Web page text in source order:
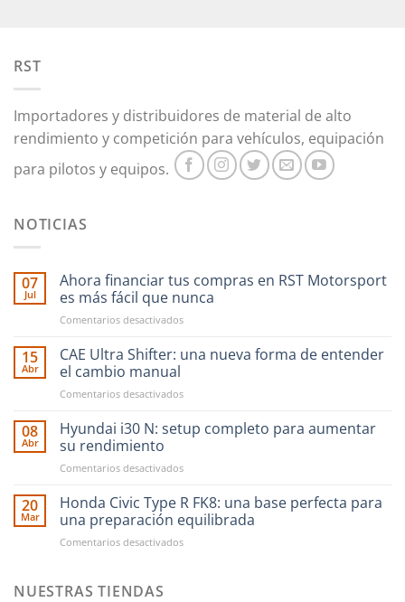
RST
Importadores y distribuidores de material de alto
rendimiento y competición para vehículos, equipación
para pilotos y equipos.
NOTICIAS
07
Jul
Ahora financiar tus compras en RST Motorsport
es más fácil que nunca
Comentarios desactivadosen
financiar
tus
en
Motorsport
fácil
nunca
15
Abr
CAE Ultra Shifter: una nueva forma de entender
el cambio manual
Comentarios desactivadosen
Ultra
Shifter:
nueva
de
entender
cambio
08
Abr
Hyundai i30 N: setup completo para aumentar
su rendimiento
Comentarios desactivadosen
i30
N:
setup
completo
20
Mar
Honda Civic Type R FK8: una base perfecta para
una preparación equilibrada
Comentarios desactivadosen
NUESTRAS TIENDAS